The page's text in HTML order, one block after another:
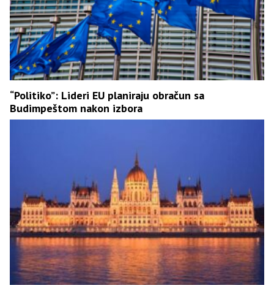
“Politiko”: Lideri EU planiraju obračun sa
Budimpeštom nakon izbora